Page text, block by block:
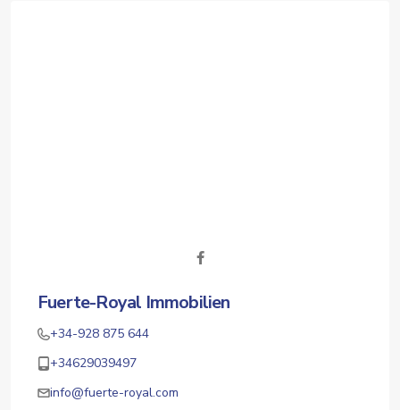
Fuerte-Royal Immobilien
+34-928 875 644
+34629039497
info@fuerte-royal.com